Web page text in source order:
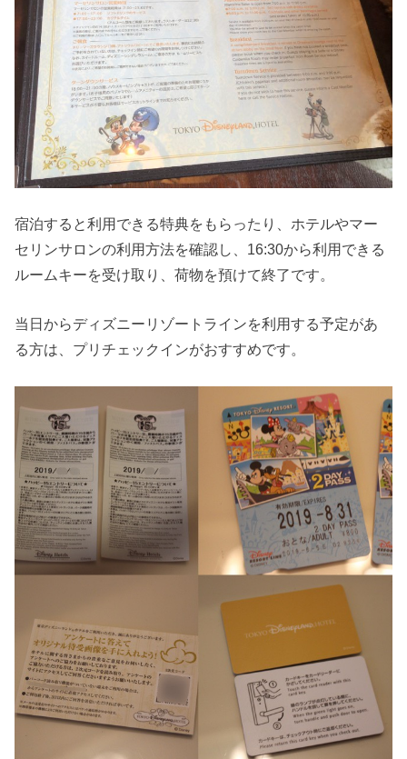
宿泊すると利用できる特典をもらったり、ホテルやマー
セリンサロンの利用方法を確認し、16:30から利用できる
ルームキーを受け取り、荷物を預けて終了です。
当日からディズニーリゾートラインを利用する予定があ
る方は、プリチェックインがおすすめです。